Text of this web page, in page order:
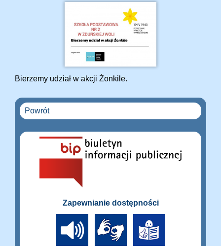
Bierzemy udział w akcji Żonkile.
Powrót
Zapewnianie dostępności